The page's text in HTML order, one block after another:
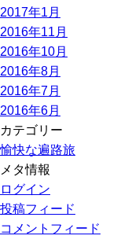
2017年1月
2016年11月
2016年10月
2016年8月
2016年7月
2016年6月
カテゴリー
愉快な遍路旅
メタ情報
ログイン
投稿フィード
コメントフィード